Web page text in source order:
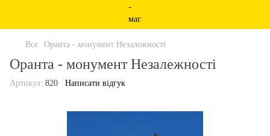
Все Оранта - монумент Незалежності
Оранта - монумент Незалежності
Артикул: 820 Написати відгук